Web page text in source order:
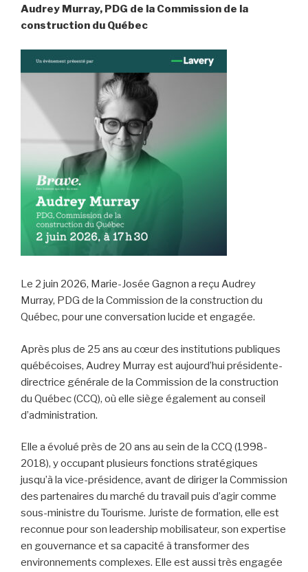
Audrey Murray, PDG de la Commission de la
construction du Québec
Le 2 juin 2026, Marie-Josée Gagnon a reçu Audrey
Murray, PDG de la Commission de la construction du
Québec, pour une conversation lucide et engagée.
Après plus de 25 ans au cœur des institutions publiques
québécoises, Audrey Murray est aujourd’hui présidente-
directrice générale de la Commission de la construction
du Québec (CCQ), où elle siège également au conseil
d’administration.
Elle a évolué près de 20 ans au sein de la CCQ (1998-
2018), y occupant plusieurs fonctions stratégiques
jusqu’à la vice-présidence, avant de diriger la Commission
des partenaires du marché du travail puis d’agir comme
sous-ministre du Tourisme. Juriste de formation, elle est
reconnue pour son leadership mobilisateur, son expertise
en gouvernance et sa capacité à transformer des
environnements complexes. Elle est aussi très engagée